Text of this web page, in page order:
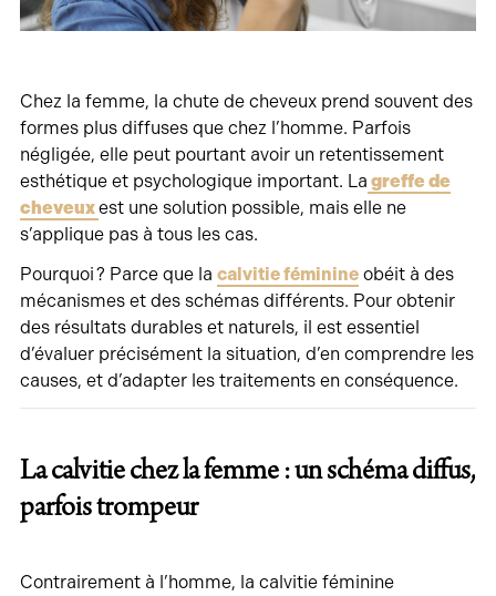
Chez la femme, la chute de cheveux prend souvent des
formes plus diffuses que chez l’homme. Parfois
négligée, elle peut pourtant avoir un retentissement
esthétique et psychologique important. La greffe de
cheveuxest une solution possible, mais elle ne
s’applique pas à tous les cas.
Pourquoi ? Parce que la calvitie féminineobéit à des
mécanismes et des schémas différents. Pour obtenir
des résultats durables et naturels, il est essentiel
d’évaluer précisément la situation, d’en comprendre les
causes, et d’adapter les traitements en conséquence.
La calvitie chez la femme : un schéma diffus,
parfois trompeur
Contrairement à l’homme, la calvitie féminine